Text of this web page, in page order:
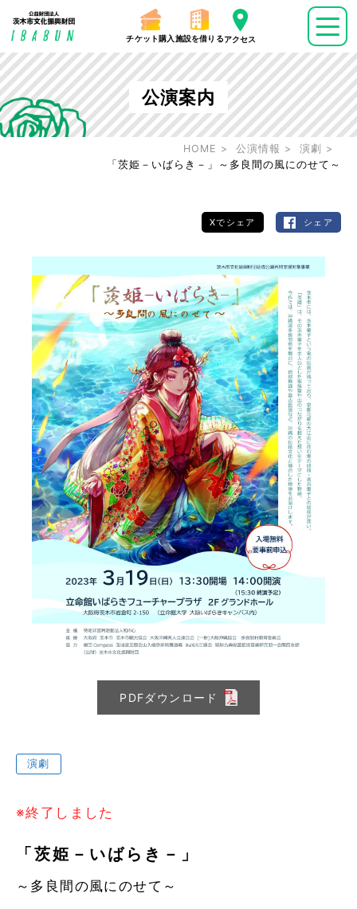
チケット購入 施設を借りるアクセス
公演案内
HOME 公演情報
演劇
「茨姫－いばらき－」～多良間の風にのせて～
Xでシェア シェア
PDFダウンロード
演劇
※終了しました
「茨姫－いばらき－」
～多良間の風にのせて～